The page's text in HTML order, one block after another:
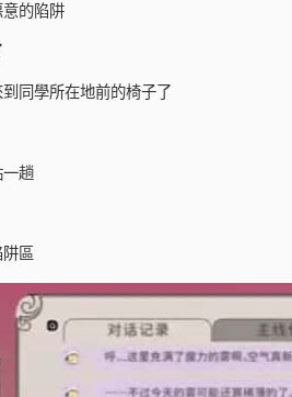
的陷阱
同學所在地前的椅子了
趟
區